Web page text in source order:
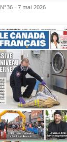
N°36 - 7 mai 2026